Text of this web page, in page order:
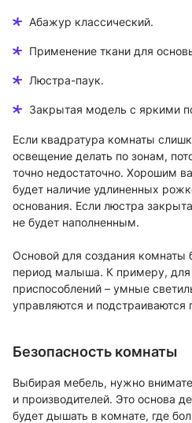
Абажур классический.
Применение ткани для
Люстра-паук.
Закрытая модель с яркими
Если квадратура комнаты
освещение делать по зонам,
точно недостаточно. Хорошим
будет наличие удлиненных
основания. Если люстра
не будет наполненным.
Основой для создания комнаты
период малыша. К примеру,
приспособлений – умные
управляются и подстраиваются
Безопасность комнаты
Выбирая мебель, нужно
и производителей. Это основа
будет дышать в комнате, где